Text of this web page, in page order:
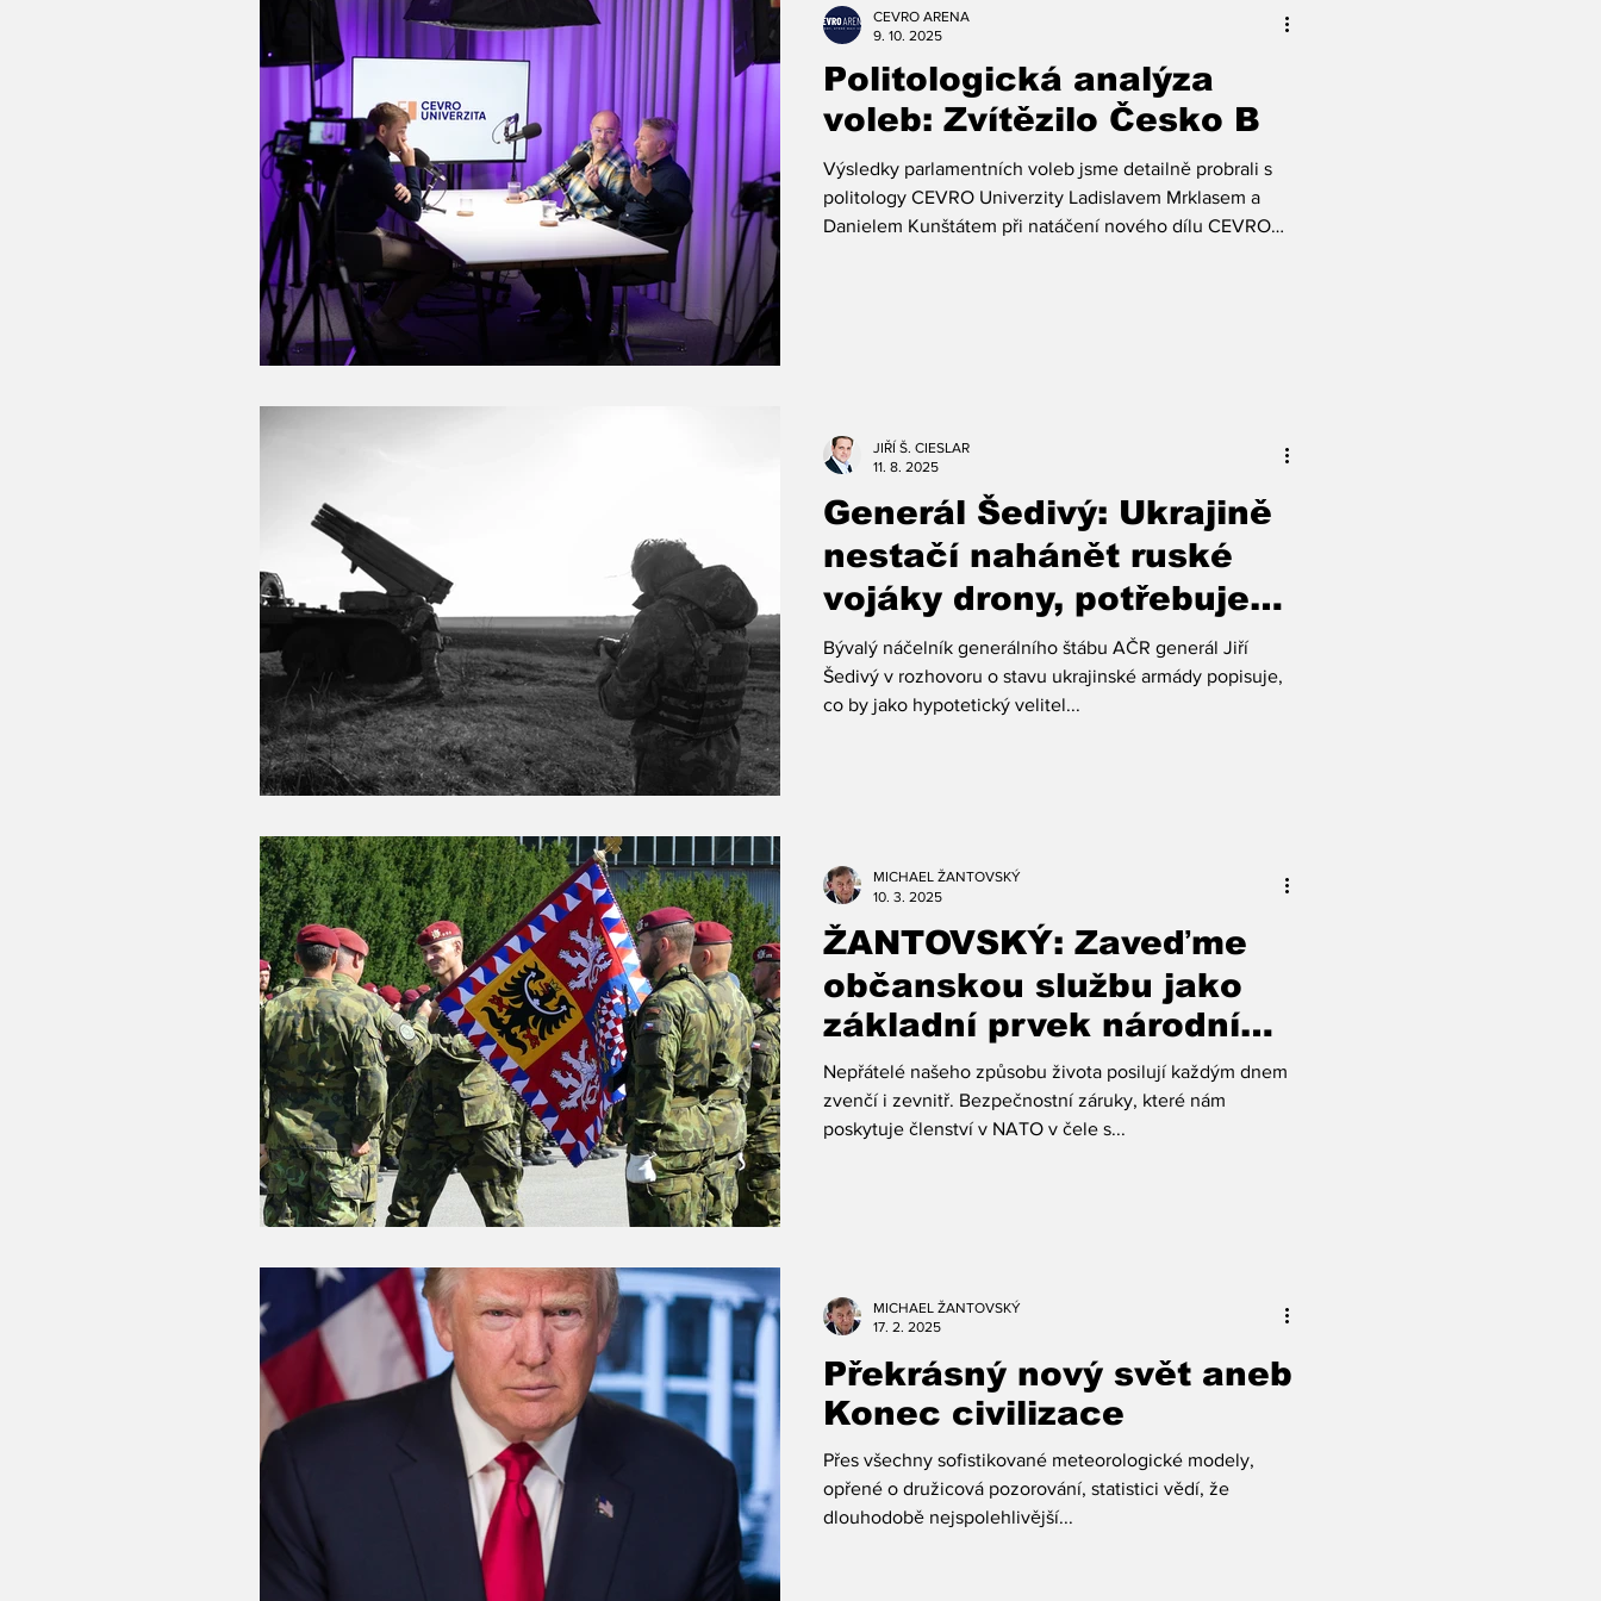
CYRIL SVOBODA: Al
Politologická analýza
voleb: Zvítězilo Česko B
Výsledky parlamentních voleb jsme detailně probrali s
politology CEVRO Univerzity Ladislavem Mrklasem a
Danielem Kunštátem při natáčení nového dílu CEVRO
CEVRO ARENA
9. 10. 2025
Generál Šedivý: Ukrajině
nestačí nahánět ruské
vojáky drony, potřebuje
lépe využívat klasické
zbraňové systémy
Bývalý náčelník generálního štábu AČR generál Jiří
Šedivý v rozhovoru o stavu ukrajinské armády popisuje,
co by jako hypotetický velitel...
JIŘÍ Š. CIESLAR
11. 8. 2025
ŽANTOVSKÝ: Zaveďme
občanskou službu jako
základní prvek národní
odolnosti
Nepřátelé našeho způsobu života posilují každým dnem
zvenčí i zevnitř. Bezpečnostní záruky, které nám
poskytuje členství v NATO v čele s...
MICHAEL ŽANTOVSKÝ
10. 3. 2025
Překrásný nový svět aneb
Konec civilizace
Přes všechny sofistikované meteorologické modely,
opřené o družicová pozorování, statistici vědí, že
dlouhodobě nejspolehlivější...
MICHAEL ŽANTOVSKÝ
17. 2. 2025